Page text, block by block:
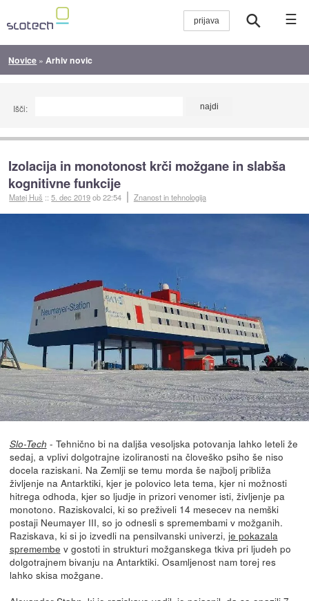
☰
Novice » Arhiv novic
Išči:
Izolacija in monotonost krči možgane in slabša
kognitivne funkcije
Matej Huš ::5. dec 2019ob 22:54 Znanost in tehnologija
Slo-Tech - Tehnično bi na daljša vesoljska potovanja lahko leteli že
sedaj, a vplivi dolgotrajne izoliranosti na človeško psiho še niso
docela raziskani. Na Zemlji se temu morda še najbolj približa
življenje na Antarktiki, kjer je polovico leta tema, kjer ni možnosti
hitrega odhoda, kjer so ljudje in prizori venomer isti, življenje pa
monotono. Raziskovalci, ki so preživeli 14 mesecev na nemški
postaji Neumayer III, so jo odnesli s spremembami v možganih.
Raziskava, ki si jo izvedli na pensilvanski univerzi, je pokazala
spremembe v gostoti in strukturi možganskega tkiva pri ljudeh po
dolgotrajnem bivanju na Antarktiki. Osamljenost nam torej res
lahko skisa možgane.